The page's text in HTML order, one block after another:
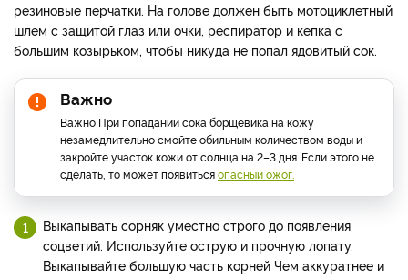
резиновые перчатки. На голове должен быть мотоциклетный
шлем с защитой глаз или очки, респиратор и кепка с
большим козырьком, чтобы никуда не попал ядовитый сок.
Важно
Важно При попадании сока борщевика на кожу
незамедлительно смойте обильным количеством воды и
закройте участок кожи от солнца на 2–3 дня. Если этого не
сделать, то может появитьсяопасный ожог.
Выкапывать сорняк уместно строго до появления
соцветий. Используйте острую и прочную лопату.
Выкапывайте большую часть корней Чем аккуратнее и